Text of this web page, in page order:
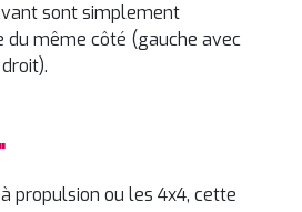
sont simplement
du même côté (gauche avec
propulsion ou les 4x4, cette